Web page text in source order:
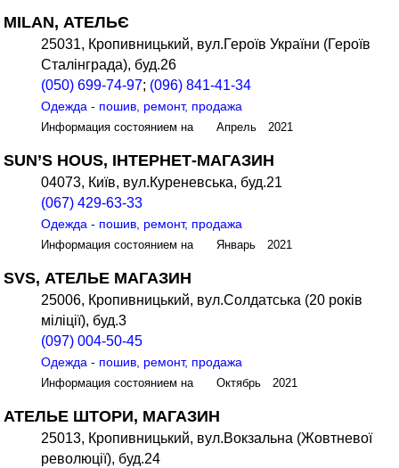
MILAN, АТЕЛЬЄ
25031, Кропивницький, вул.Героїв України (Героїв
Сталінграда), буд.26
(050) 699-74-97; (096) 841-41-34
Одежда - пошив, ремонт, продажа
Информация состоянием на Апрель 2021
SUN’S HOUS, ІНТЕРНЕТ-МАГАЗИН
04073, Київ, вул.Куреневська, буд.21
(067) 429-63-33
Одежда - пошив, ремонт, продажа
Информация состоянием на Январь 2021
SVS, АТЕЛЬЕ МАГАЗИН
25006, Кропивницький, вул.Солдатська (20 років
міліції), буд.3
(097) 004-50-45
Одежда - пошив, ремонт, продажа
Информация состоянием на Октябрь 2021
АТЕЛЬЕ ШТОРИ, МАГАЗИН
25013, Кропивницький, вул.Вокзальна (Жовтневої
революції), буд.24